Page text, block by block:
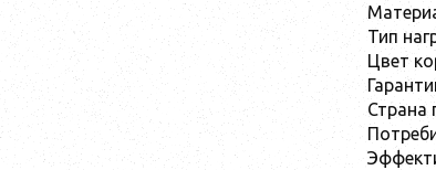
Тип
Цвет
Страна